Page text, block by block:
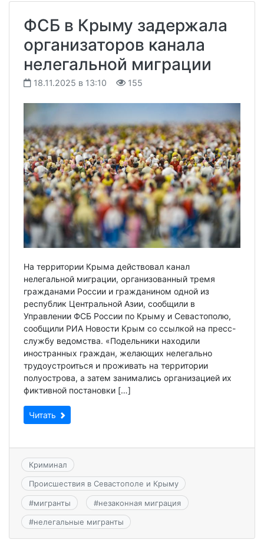
ФСБ в Крыму задержала
организаторов канала
нелегальной миграции
18.11.2025 в 13:10 155
На территории Крыма действовал канал
нелегальной миграции, организованный тремя
гражданами России и гражданином одной из
республик Центральной Азии, сообщили в
Управлении ФСБ России по Крыму и Севастополю,
сообщили РИА Новости Крым со ссылкой на пресс-
службу ведомства. «Подельники находили
иностранных граждан, желающих нелегально
трудоустроиться и проживать на территории
полуострова, а затем занимались организацией их
фиктивной постановки […]
Читать
Криминал
Происшествия в Севастополе и Крыму
#мигранты #незаконная миграция
#нелегальные мигранты